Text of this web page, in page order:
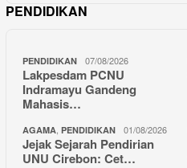
PENDIDIKAN
PENDIDIKAN 07/08/2026
Lakpesdam PCNU
Indramayu Gandeng
Mahasis…
AGAMA PENDIDIKAN 01/08/2026
Jejak Sejarah Pendirian
UNU Cirebon: Cet…